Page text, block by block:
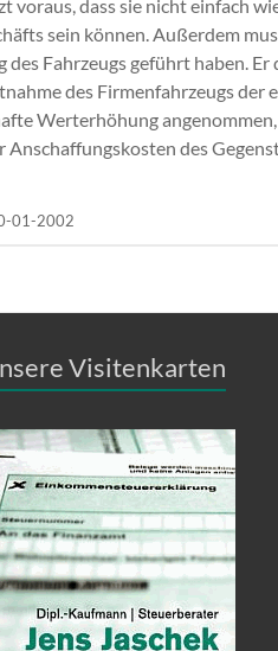
voraus, dass sie nicht einfach
sein können. Außerdem
Fahrzeugs geführt haben.
des Firmenfahrzeugs der
Werterhöhung
des
01-2002
Visitenkarten